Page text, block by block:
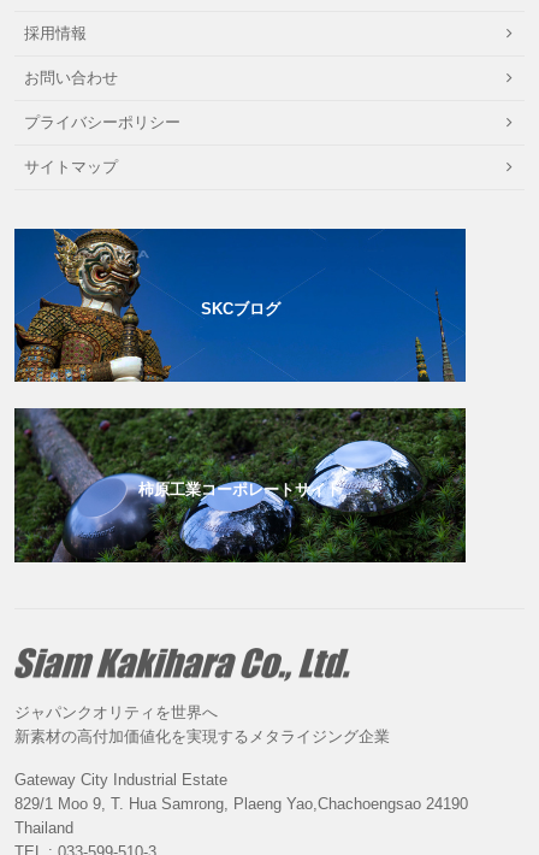
採用情報
お問い合わせ
プライバシーポリシー
サイトマップ
SKCブログ
柿原工業コーポレートサイト
ジャパンクオリティを世界へ
新素材の高付加価値化を実現するメタライジング企業
Gateway City Industrial Estate
829/1 Moo 9, T. Hua Samrong, Plaeng Yao,Chachoengsao 24190
Thailand